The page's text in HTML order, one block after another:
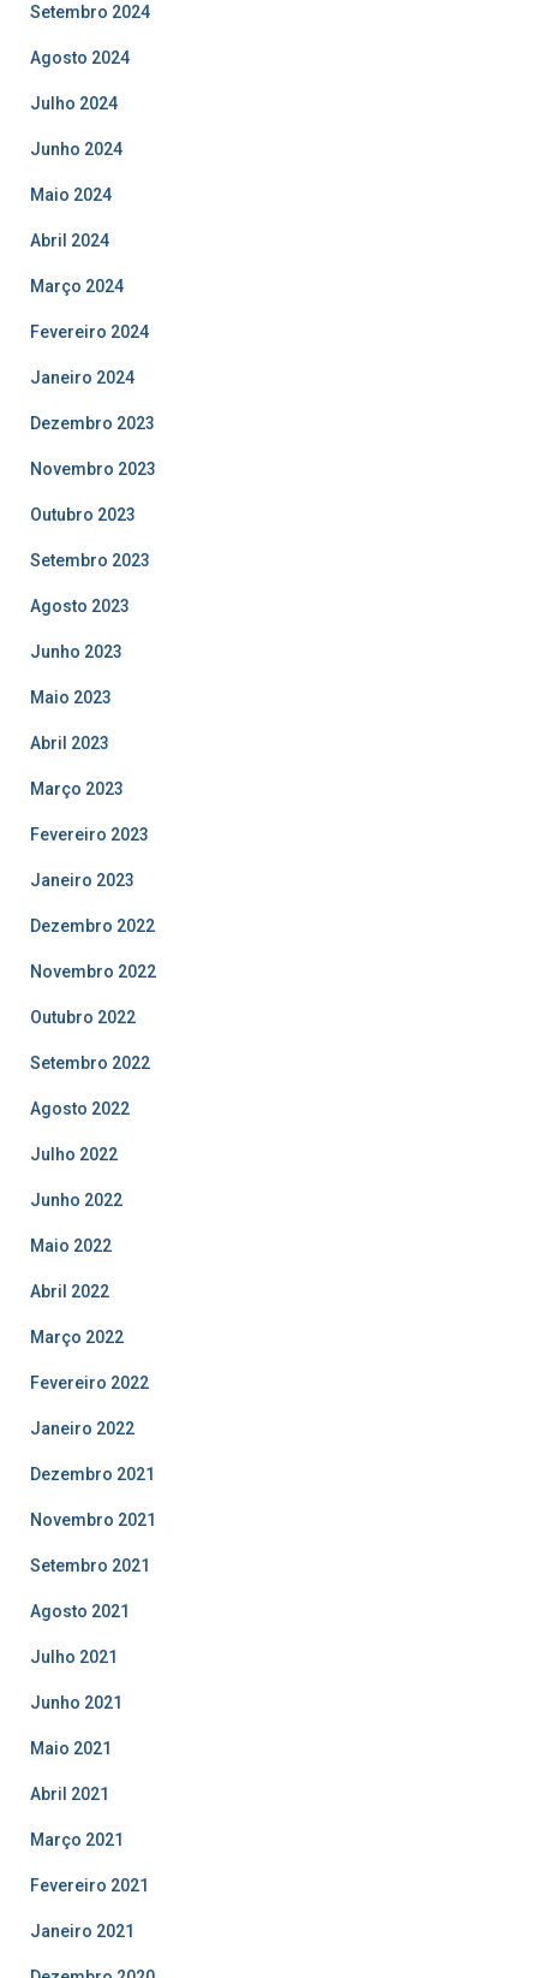
Setembro 2024
Agosto 2024
Julho 2024
Junho 2024
Maio 2024
Abril 2024
Março 2024
Fevereiro 2024
Janeiro 2024
Dezembro 2023
Novembro 2023
Outubro 2023
Setembro 2023
Agosto 2023
Junho 2023
Maio 2023
Abril 2023
Março 2023
Fevereiro 2023
Janeiro 2023
Dezembro 2022
Novembro 2022
Outubro 2022
Setembro 2022
Agosto 2022
Julho 2022
Junho 2022
Maio 2022
Abril 2022
Março 2022
Fevereiro 2022
Janeiro 2022
Dezembro 2021
Novembro 2021
Setembro 2021
Agosto 2021
Julho 2021
Junho 2021
Maio 2021
Abril 2021
Março 2021
Fevereiro 2021
Janeiro 2021